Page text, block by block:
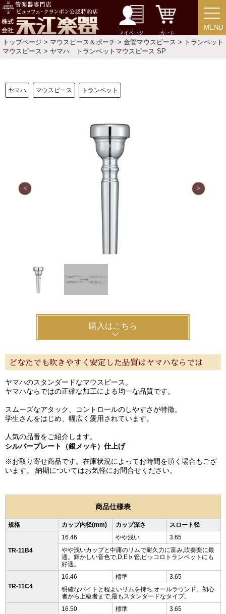
マイページ カート
MENU
MENU
トップページ > マウスピース＆ポーチ > 金管マウスピース > トランペット
マウスピース > ヤマハ トランペットマウスピース SP
ヤマハ マウスピース トランペット
購入はこちら
どなたでも吹きやすく安定した品質はヤマハならでは
ヤマハのスタンダードなマウスピース。
ヤマハならではの正確な加工による均一な品質です。
スムーズなアタック、コントロールのしやすさが特徴。
学生さんをはじめ、幅広く愛用されています。
人気の品番をご紹介します。
シルバープレート（銀メッキ）仕上げ
※お取り寄せ商品です。在庫状況によってお時間を頂く場合もござ
います。 納期についてはお気軽にお問合せください。
商品仕様表
規格 カップ内径(mm) カップ深さ スロート径
TR-11B4
16.46 やや浅い
3.65
やや浅いカップと中庸のリムで耐久力に富み,吹奏楽に最
適。輝かしい音色で,D,E♭管,ピッコロトランペットにも
好適。
TR-11C4
16.46 標準
3.65
明確なバイトと程よいリムを持ち,オールラウンド。初心
者から上級者まで,最もスタンダードなタイプ。
16.50 標準
3.65